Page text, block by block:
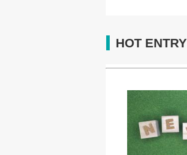
HOT ENTRY